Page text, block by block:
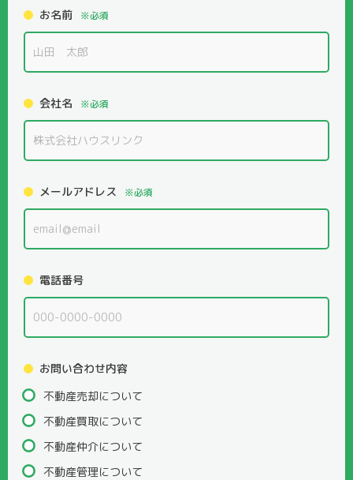
お名前 ※必須
会社名 ※必須
メールアドレス ※必須
電話番号
お問い合わせ内容
不動産売却について
不動産買取について
不動産仲介について
不動産管理について